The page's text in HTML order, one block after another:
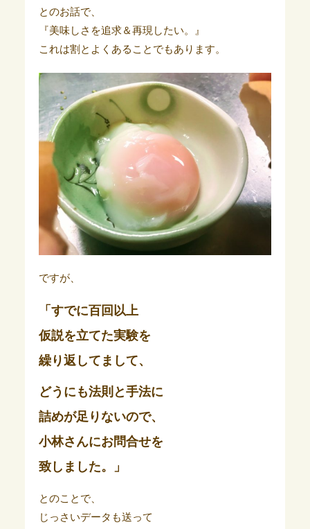
とのお話で、
『美味しさを追求＆再現したい。』
これは割とよくあることでもあります。
ですが、
「すでに百回以上
仮説を立てた実験を
繰り返してまして、
どうにも法則と手法に
詰めが足りないので、
小林さんにお問合せを
致しました。」
とのことで、
じっさいデータも送って